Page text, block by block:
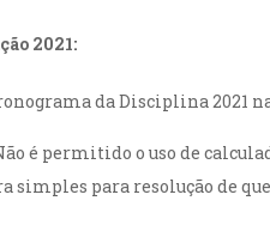
2021:
da Disciplina 2021
é permitido o uso de
simples para resolução de